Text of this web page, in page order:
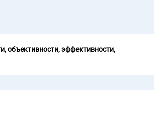
объективности, эффективности,